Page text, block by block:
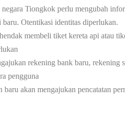
Tiongkok perlu mengubah
Otentikasi identitas diperlukan.
membeli tiket kereta api atau
rekening bank baru,
pengguna
baru akan mengajukan pencatatan